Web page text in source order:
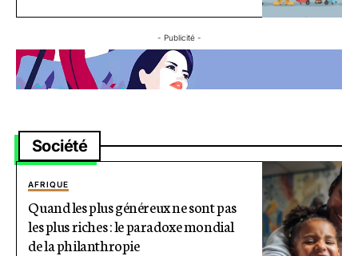
- Publicité -
Société
AFRIQUE
Quand les plus généreux ne sont pas
les plus riches : le paradoxe mondial
de la philanthropie